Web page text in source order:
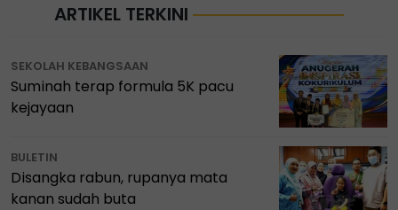
ARTIKEL TERKINI
SEKOLAH KEBANGSAAN
Suminah terap formula 5K pacu
kejayaan
BULETIN
Disangka rabun, rupanya mata
kanan sudah buta